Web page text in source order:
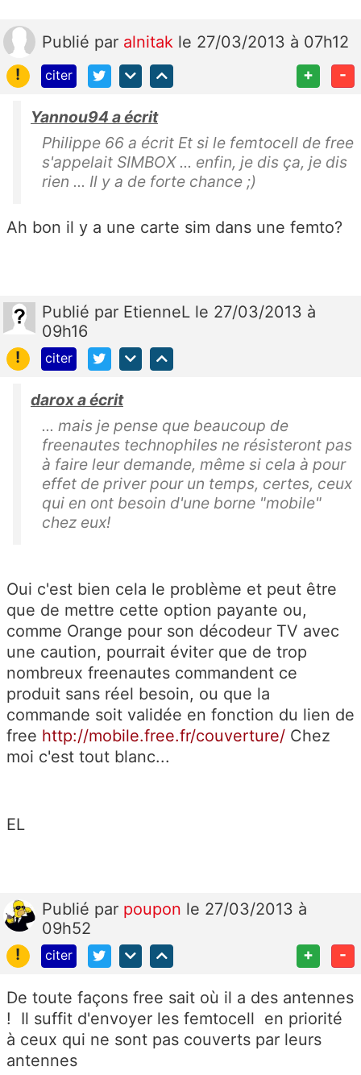
Publié par alnitak le 27/03/2013 à 07h12
!
citer + -
Yannou94 a écrit
Philippe 66 a écrit Et si le femtocell de free
s'appelait SIMBOX ... enfin, je dis ça, je dis
rien ... Il y a de forte chance ;)
Ah bon il y a une carte sim dans une femto?
Publié par EtienneL le 27/03/2013 à
09h16
!
citer
darox a écrit
... mais je pense que beaucoup de
freenautes technophiles ne résisteront pas
à faire leur demande, même si cela à pour
effet de priver pour un temps, certes, ceux
qui en ont besoin d'une borne "mobile"
chez eux!
Oui c'est bien cela le problème et peut être
que de mettre cette option payante ou,
comme Orange pour son décodeur TV avec
une caution, pourrait éviter que de trop
nombreux freenautes commandent ce
produit sans réel besoin, ou que la
commande soit validée en fonction du lien de
free http://mobile.free.fr/couverture/ Chez
moi c'est tout blanc...
EL
Publié par poupon le 27/03/2013 à
09h52
!
citer + -
De toute façons free sait où il a des antennes
! Il suffit d'envoyer les femtocell en priorité
à ceux qui ne sont pas couverts par leurs
antennes